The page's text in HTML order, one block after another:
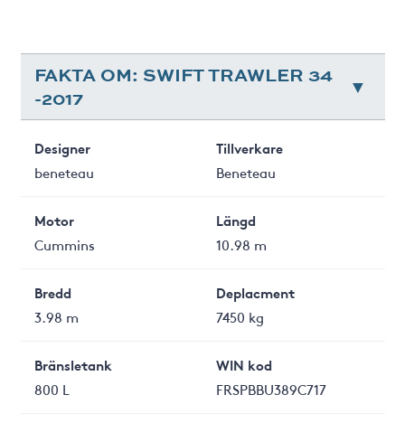
FAKTA OM: SWIFT TRAWLER 34
-2017
Designer
beneteau
Tillverkare
Beneteau
Motor
Cummins
Längd
10.98 m
Bredd
3.98 m
Deplacment
7450 kg
Bränsletank
800 L
WIN kod
FRSPBBU389C717